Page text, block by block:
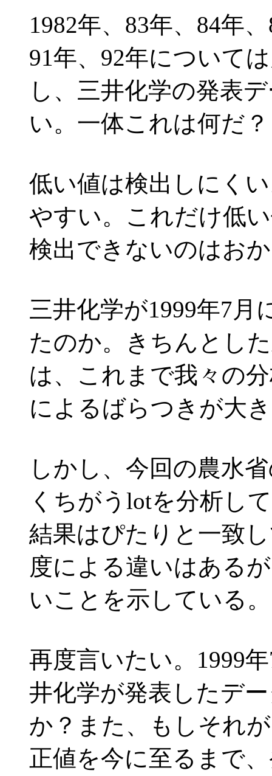
1982年、83年、84年
91年、92年について
し、三井化学の発表
い。一体これは何だ？
低い値は検出しにく
やすい。これだけ低
検出できないのはお
三井化学が1999年7
たのか。きちんとし
は、これまで我々の
によるばらつきが大
しかし、今回の農水
くちがうlotを分析し
結果はぴたりと一致
度による違いはある
いことを示している。
再度言いたい。1999
井化学が発表したデ
か？また、もしそれ
正値を今に至るまで